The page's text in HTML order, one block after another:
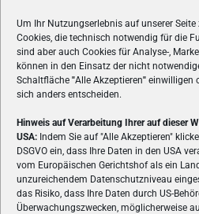
Um Ihr Nutzungserlebnis auf unserer
Cookies, die technisch notwendig für die
sind aber auch Cookies für Analyse-,
können in den Einsatz der nicht
Schaltfläche "Alle Akzeptieren" einwilligen
sich anders entscheiden.
Hinweis auf Verarbeitung Ihrer auf dieser
USA: Indem Sie auf "Alle Akzeptieren"
DSGVO ein, dass Ihre Daten in den USA
vom Europäischen Gerichtshof als ein
unzureichendem Datenschutzniveau
das Risiko, dass Ihre Daten durch US-
Überwachungszwecken, möglicherweise
ÜBER
VON GAMERN, FÜR GAMER!
Spielemagazin Österreichs und
Reviews und Videos zu PC- und